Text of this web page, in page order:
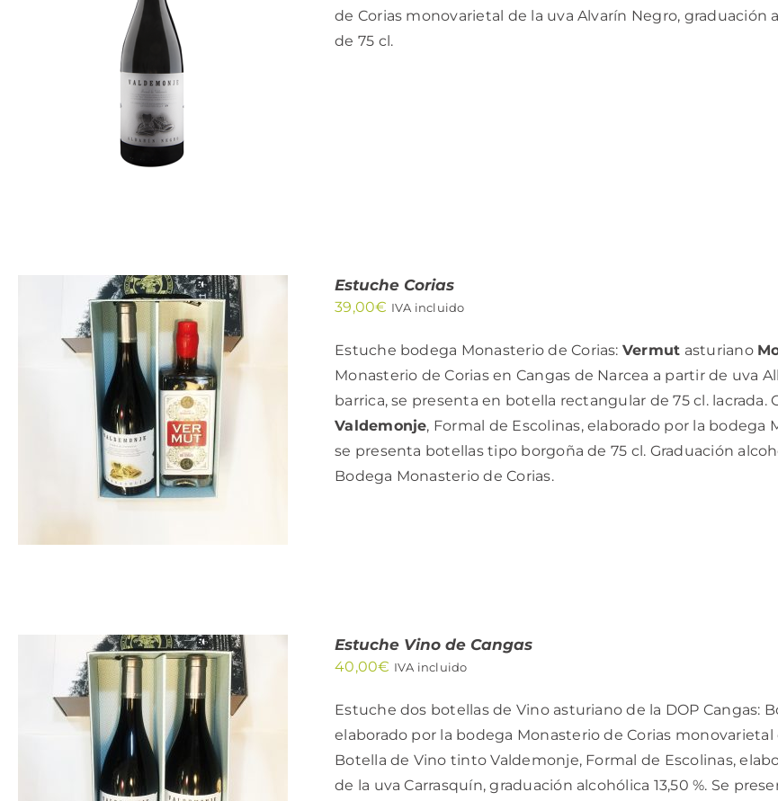
AÑADIR AL CARRITO
QUICK VIEW
de Corias monovarietal de la uva Alvarín Negro, graduación
de 75 cl.
AÑADIR AL CARRITO
QUICK VIEW
Estuche Corias
39,00€ IVA incluido
Estuche bodega Monasterio de Corias: Vermut asturiano
Monasterio de Corias en Cangas de Narcea a partir de uva
barrica, se presenta en botella rectangular de 75 cl. lacrada.
Valdemonje, Formal de Escolinas, elaborado por la
se presenta botellas tipo borgoña de 75 cl. Graduación
Bodega Monasterio de Corias.
AÑADIR AL CARRITO
/
QUICK VIEW
Estuche Vino de Cangas
40,00€ IVA incluido
Estuche dos botellas de Vino asturiano de la DOP Cangas:
elaborado por la bodega Monasterio de Corias monovarietal
Botella de Vino tinto Valdemonje, Formal de Escolinas,
de la uva Carrasquín, graduación alcohólica 13,50 %. Se